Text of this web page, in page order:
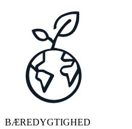
BÆREDYGTIGHED